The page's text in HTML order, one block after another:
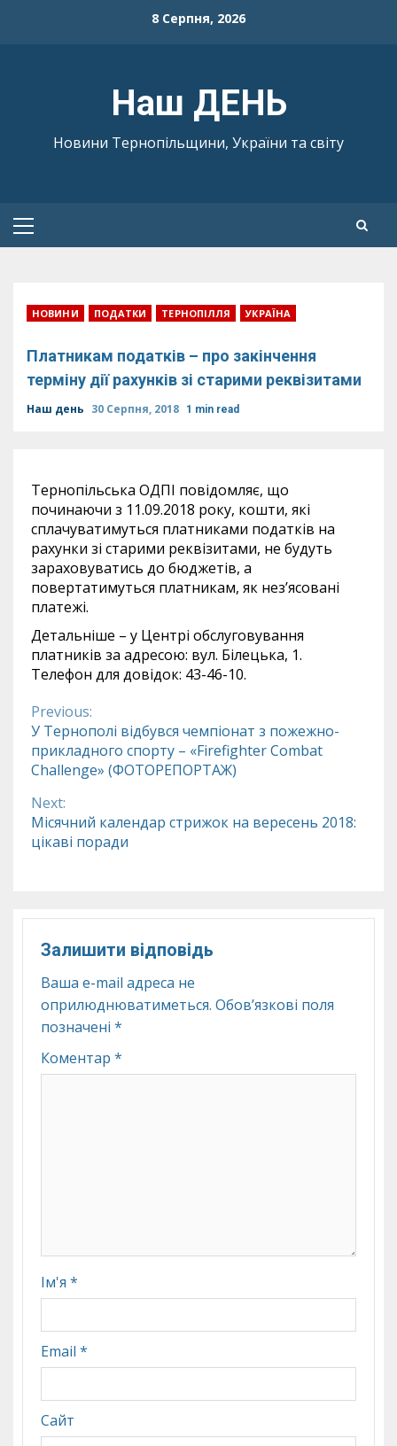
8 Серпня, 2026
Наш ДЕНЬ
Новини Тернопільщини, України та світу
Primary
НОВИНИ ПОДАТКИ ТЕРНОПІЛЛЯ УКРАЇНА
Платникам податків – про закінчення
терміну дії рахунків зі старими реквізитами
Наш день 30 Серпня, 2018 1 min read
Тернопільська ОДПІ повідомляє, що
починаючи з 11.09.2018 року, кошти, які
сплачуватимуться платниками податків на
рахунки зі старими реквізитами, не будуть
зараховуватись до бюджетів, а
повертатимуться платникам, як нез’ясовані
платежі.
Детальніше – у Центрі обслуговування
платників за адресою: вул. Білецька, 1.
Телефон для довідок: 43-46-10.
Continue
Reading
Previous:
У Тернополі відбувся чемпіонат з пожежно-
прикладного спорту – «Firefighter Combat
Challenge» (ФОТОРЕПОРТАЖ)
Next:
Місячний календар стрижок на вересень 2018:
цікаві поради
Залишити відповідь
Ваша e-mail адреса не
оприлюднюватиметься. Обов’язкові поля
позначені *
Коментар *
Ім'я *
Email *
Сайт